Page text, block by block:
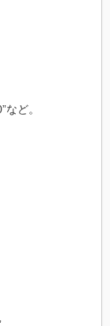
ど。